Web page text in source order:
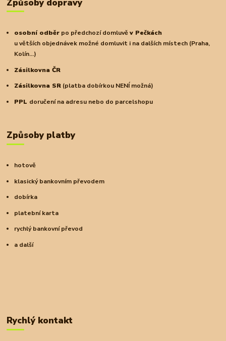
osobní odběr po předchozí domluvěv Pečkách
u větších objednávek možné domluvit i na dalších místech (Praha,
Kolín...)
Zásilkovna ČR
Zásilkovna SR (platba dobírkou NENÍ možná)
PPL doručení na adresu nebo do parcelshopu
Způsoby platby
hotově
klasický bankovním převodem
dobírka
platební karta
rychlý bankovní převod
a další
Rychlý kontakt